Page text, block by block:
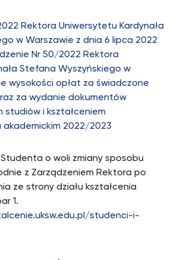
Rektora Uniwersytetu Kardynała
w Warszawie z dnia 6 lipca 2022
Nr 50/2022 Rektora
Stefana Wyszyńskiego w
wysokości opłat za świadczone
za wydanie dokumentów
studiów i kształceniem
2022/2023
o woli zmiany sposobu
z Zarządzeniem Rektora po
ze strony działu kształcenia
1.
studenci-i-